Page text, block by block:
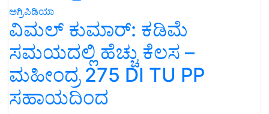
ಅಗ್ರಿಪಿಡಿಯಾ
ವಿಮಲ್ ಕುಮಾರ್: ಕಡಿಮೆ
ಸಮಯದಲ್ಲಿ ಹೆಚ್ಚು ಕೆಲಸ –
ಮಹೀಂದ್ರ 275 DI TU PP
ಸಹಾಯದಿಂದ